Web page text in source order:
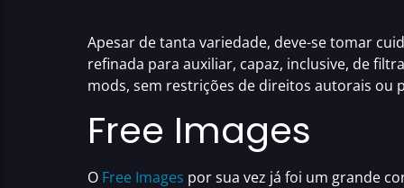
Apesar de tanta variedade, deve-setomar
refinada para auxiliar, capaz, inclusive, de
mods, sem restrições de direitos autorais
Free Images
O Free Images por sua vez já foi um grande